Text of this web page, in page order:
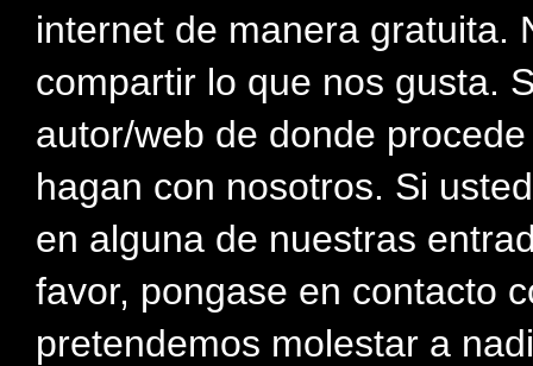
internet de manera gratuita.
compartir lo que nos gusta.
autor/web de donde
hagan con nosotros. Si
en alguna de nuestras
favor, pongase en contacto
pretendemos molestar a